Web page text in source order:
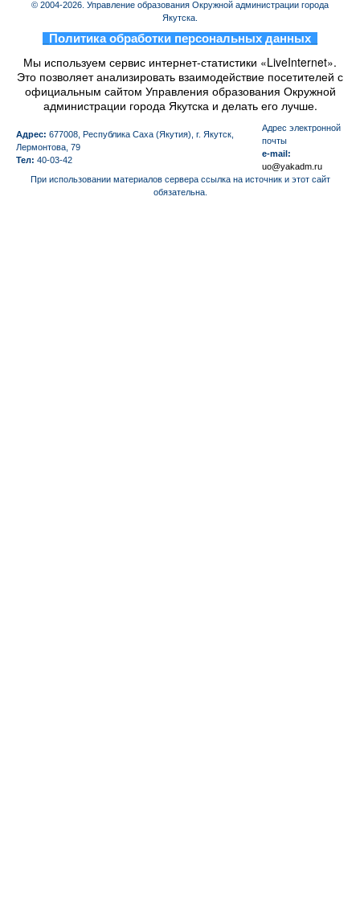
© 2004-2026. Управление образования Окружной администрации города
Якутска.
Политика обработки персональных данных
Мы используем сервис интернет-статистики «LiveInternet».
Это позволяет анализировать взаимодействие посетителей с
официальным сайтом Управления образования Окружной
администрации города Якутска и делать его лучше.
Адрес: 677008, Республика Саха (Якутия), г. Якутск,
Лермонтова, 79
Тел: 40-03-42
Aдрес электронной
почты
e-mail:
uo@yakadm.ru
При использовании материалов сервера ссылка на источник и этот сайт
обязательна.